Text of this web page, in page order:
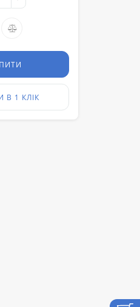
В 1 КЛІК